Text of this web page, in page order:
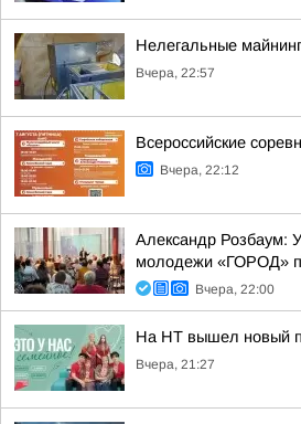
Нелегальные
Вчера, 22:57
Всероссийские
Вчера, 22:12
Александр Розбаум:
молодежи «ГОРОД»
Вчера, 22:00
На НТ вышел новый
Вчера, 21:27